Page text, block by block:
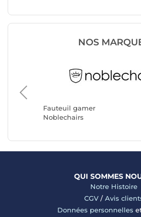
NOS
Fauteuil gamer
Noblechairs
QUI SOMMES
Notre Histoire
CGV/ Avis
Données personnelles